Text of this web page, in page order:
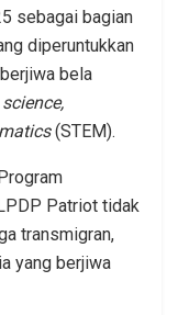
sebagai bagian
diperuntukkan
bela
science,
(STEM).
Patriot tidak
transmigran,
yang berjiwa